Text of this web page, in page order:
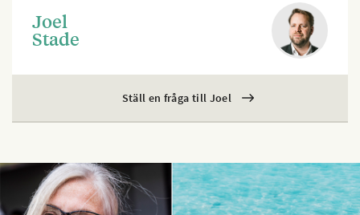
Joel
Stade
Ställ en fråga till Joel